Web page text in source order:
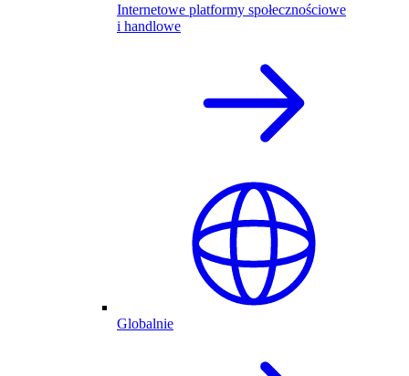
Internetowe platformy społecznościowe
i handlowe
Globalnie